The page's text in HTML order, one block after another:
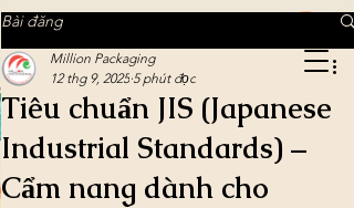
MILLION PACKAGING
Tinh tế trong từng chi tiết
Bài đăng
Tiêu chuẩn JIS (Japanese
Industrial Standards) –
Cẩm nang dành cho
Million Packaging
12 thg 9, 2025 5 phút đọc